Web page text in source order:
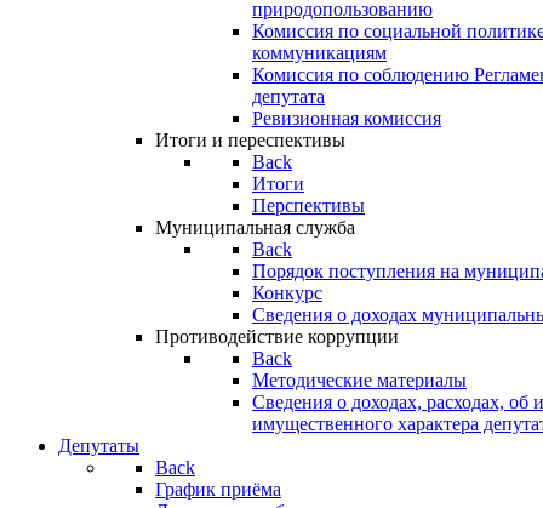
природопользованию
Комиссия по социальной
коммуникациям
Комиссия по соблюдению
депутата
Ревизионная комиссия
Итоги и переспективы
Back
Итоги
Перспективы
Муниципальная служба
Back
Порядок поступления на
Конкурс
Сведения о доходах
Противодействие коррупции
Back
Методические материалы
Сведения о доходах, расходах, об
имущественного характера
Депутаты
Back
График приёма